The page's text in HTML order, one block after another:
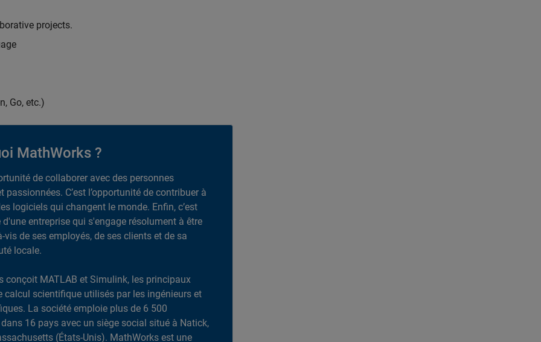
projects.
Go, etc.)
MathWorks ?
de collaborer avec des personnes
passionnées. C’est l’opportunité de contribuer à
logiciels qui changent le monde. Enfin, c’est
entreprise qui s'engage résolument à être
vis de ses employés, de ses clients et de sa
locale.
conçoit MATLAB et Simulink, les principaux
calcul scientifique utilisés par les ingénieurs et
La société emploie plus de 6 500
16 pays avec un siège social situé à Natick,
(États-Unis). MathWorks est une